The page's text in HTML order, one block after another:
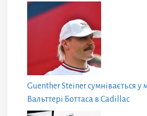
Guenther Steiner сумнівається у
Вальттері Боттаса в Cadillac